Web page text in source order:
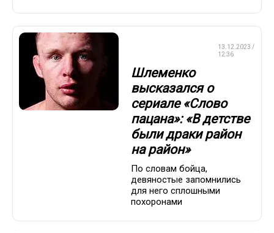
13.12.2023 /
12:36
Шлеменко
высказался о
сериале «Слово
пацана»: «В детстве
были драки район
на район»
По словам бойца,
девяностые запомнились
для него сплошными
похоронами